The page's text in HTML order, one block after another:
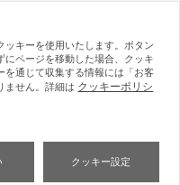
ッキーを使用いたします。ボタン
にページを移動した場合、クッキ
を通じて収集する情報には「お客
ません。詳細は クッキーポリシ
クッキー設定